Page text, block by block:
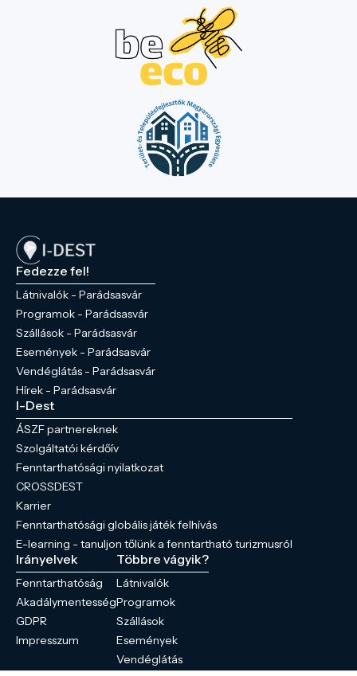
Fedezze fel!
Látnivalók - Parádsasvár
Programok - Parádsasvár
Szállások - Parádsasvár
Események - Parádsasvár
Vendéglátás - Parádsasvár
Hírek - Parádsasvár
I-Dest
ÁSZF partnereknek
Szolgáltatói kérdőív
Fenntarthatósági nyilatkozat
CROSSDEST
Karrier
Fenntarthatósági globális játék felhívás
E-learning - tanuljon tőlünk a fenntartható turizmusról
Irányelvek
Fenntarthatóság
Akadálymentesség
GDPR
Impresszum
Többre vágyik?
Látnivalók
Programok
Szállások
Események
Vendéglátás